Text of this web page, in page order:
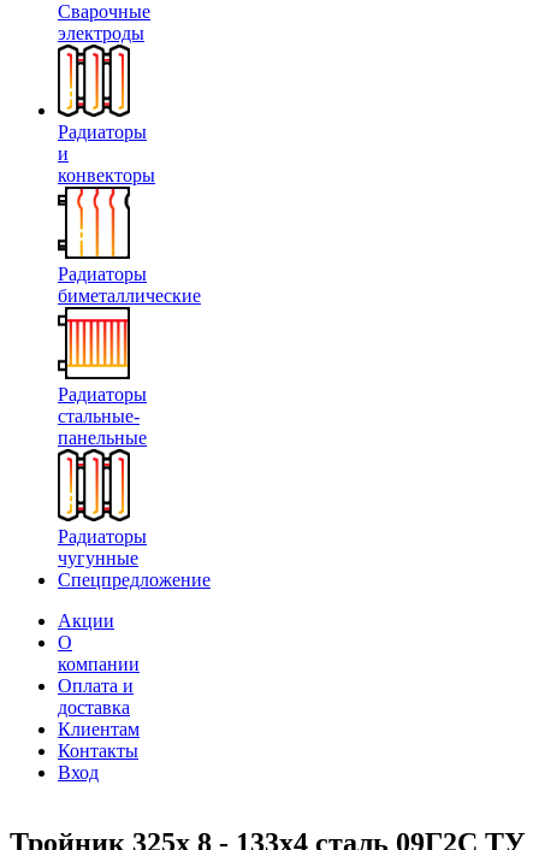
Сварочные
электроды
Радиаторы
и
конвекторы
Радиаторы
биметаллические
Радиаторы
стальные-
панельные
Радиаторы
чугунные
Спецпредложение
Акции
О
компании
Оплата и
доставка
Клиентам
Контакты
Вход
Тройник 325х 8 - 133х4 сталь 09Г2С ТУ